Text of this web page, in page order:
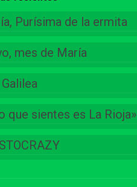
Purísima de la ermita
mes de María
que sientes es La Rioja»